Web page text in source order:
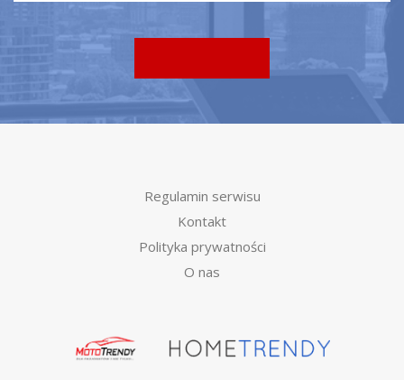
Regulamin serwisu
Kontakt
Polityka prywatności
O nas